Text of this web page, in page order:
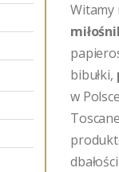
Witamy
bibułki,
w